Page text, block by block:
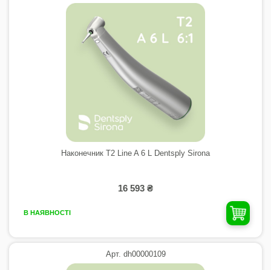
Наконечник T2 Line A 6 L Dentsply Sirona
16 593 ₴
В НАЯВНОСТІ
Арт. dh00000109